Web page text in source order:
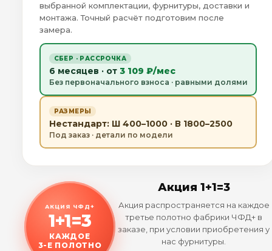
выбранной комплектации, фурнитуры, доставки и
монтажа. Точный расчёт подготовим после
замера.
СБЕР · РАССРОЧКА
6 месяцев · от 3 109 ₽/мес
Без первоначального взноса · равными долями
РАЗМЕРЫ
Нестандарт: Ш 400–1000 · В 1800–2500
Под заказ · детали по модели
АКЦИЯ ЧФД+
1+1=3
КАЖДОЕ
3-Е ПОЛОТНО
Акция 1+1=3
Акция распространяется на каждое
третье полотно фабрики ЧФД+ в
заказе, при условии приобретения у
нас фурнитуры.